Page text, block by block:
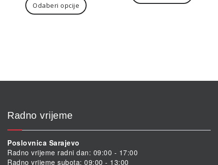
Odaberi opcije
stranici
Radno vrijeme
Poslovnica Sarajevo
Radno vrijeme radni dan: 09:00 - 17:00
Radno vrijeme subota: 09:00 - 13:00